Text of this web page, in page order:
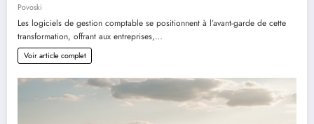
Povoski
Les logiciels de gestion comptable se positionnent à l’avant-garde de cette
transformation, offrant aux entreprises,…
Voir article complet